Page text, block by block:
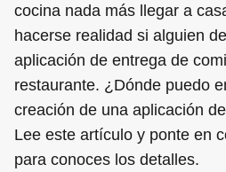
cocina nada más llegar a
hacerse realidad si alguien
aplicación de entrega de
restaurante. ¿Dónde puedo
creación de una aplicación
Lee este artículo y ponte en
para conoces los detalles.